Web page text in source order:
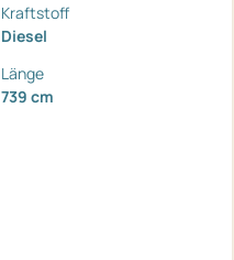
Kraftstoff
Diesel
Länge
739 cm